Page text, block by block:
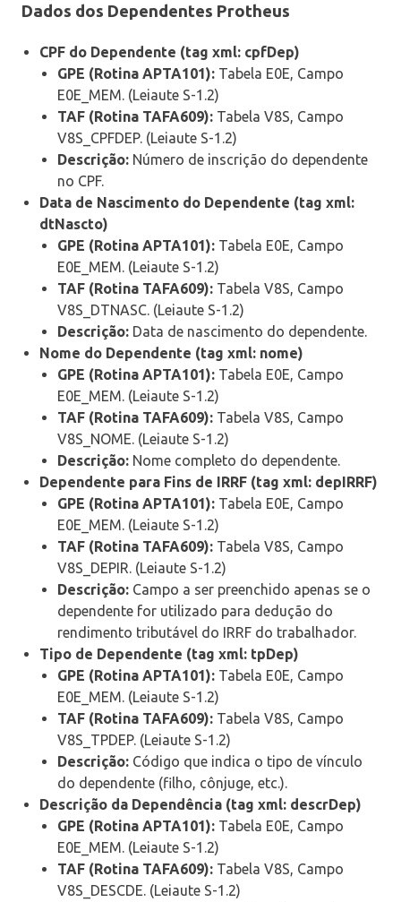
Dados dos Dependentes Protheus
CPF do Dependente (tag xml: cpfDep)
GPE (Rotina APTA101): Tabela E0E, Campo
E0E_MEM. (Leiaute S-1.2)
TAF (Rotina TAFA609): Tabela V8S, Campo
V8S_CPFDEP. (Leiaute S-1.2)
Descrição: Número de inscrição do dependente
no CPF.
Data de Nascimento do Dependente (tag xml:
dtNascto)
GPE (Rotina APTA101): Tabela E0E, Campo
E0E_MEM. (Leiaute S-1.2)
TAF (Rotina TAFA609): Tabela V8S, Campo
V8S_DTNASC. (Leiaute S-1.2)
Descrição: Data de nascimento do dependente.
Nome do Dependente (tag xml: nome)
GPE (Rotina APTA101): Tabela E0E, Campo
E0E_MEM. (Leiaute S-1.2)
TAF (Rotina TAFA609): Tabela V8S, Campo
V8S_NOME. (Leiaute S-1.2)
Descrição: Nome completo do dependente.
Dependente para Fins de IRRF (tag xml: depIRRF)
GPE (Rotina APTA101): Tabela E0E, Campo
E0E_MEM. (Leiaute S-1.2)
TAF (Rotina TAFA609): Tabela V8S, Campo
V8S_DEPIR. (Leiaute S-1.2)
Descrição: Campo a ser preenchido apenas se o
dependente for utilizado para dedução do
rendimento tributável do IRRF do trabalhador.
Tipo de Dependente (tag xml: tpDep)
GPE (Rotina APTA101): Tabela E0E, Campo
E0E_MEM. (Leiaute S-1.2)
TAF (Rotina TAFA609): Tabela V8S, Campo
V8S_TPDEP. (Leiaute S-1.2)
Descrição: Código que indica o tipo de vínculo
do dependente (filho, cônjuge, etc.).
Descrição da Dependência (tag xml: descrDep)
GPE (Rotina APTA101): Tabela E0E, Campo
E0E_MEM. (Leiaute S-1.2)
TAF (Rotina TAFA609): Tabela V8S, Campo
V8S_DESCDE. (Leiaute S-1.2)